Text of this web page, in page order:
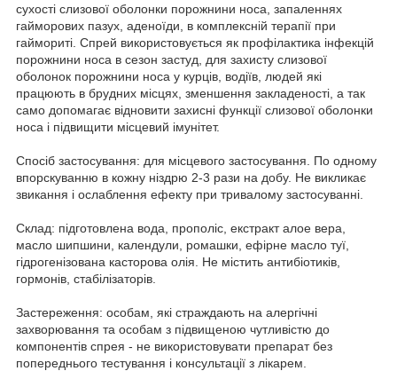
сухості слизової оболонки порожнини носа, запаленнях
гайморових пазух, аденоїди, в комплексній терапії при
гаймориті. Спрей використовується як профілактика інфекцій
порожнини носа в сезон застуд, для захисту слизової
оболонок порожнини носа у курців, водіїв, людей які
працюють в брудних місцях, зменшення закладеності, а так
само допомагає відновити захисні функції слизової оболонки
носа і підвищити місцевий імунітет.
Спосіб застосування: для місцевого застосування. По одному
впорскуванню в кожну ніздрю 2-3 рази на добу. Не викликає
звикання і ослаблення ефекту при тривалому застосуванні.
Склад: підготовлена вода, прополіс, екстракт алое вера,
масло шипшини, календули, ромашки, ефірне масло туї,
гідрогенізована касторова олія. Не містить антибіотиків,
гормонів, стабілізаторів.
Застереження: особам, які страждають на алергічні
захворювання та особам з підвищеною чутливістю до
компонентів спрея - не використовувати препарат без
попереднього тестування і консультації з лікарем.